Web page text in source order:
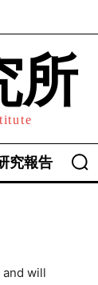
所
究報告
and will